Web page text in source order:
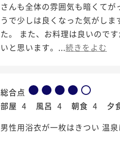
さんも全体の雰囲気も暗くて
うで少しは良くなった気がし
た。 また、お料理は良いので
いと思います。...続きをよむ
総合点
部屋 4 風呂 4 朝食 4 夕
男性用浴衣が一枚はきつい 温